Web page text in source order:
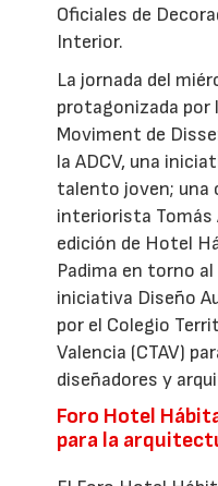
Oficiales de
Interior.
La jornada del
protagonizada por
Moviment de
la ADCV, una
talento joven; una
interiorista Tomás
edición de Hotel
Padima en torno
iniciativa Diseño
por el Colegio
Valencia (CTAV)
diseñadores y
Foro Hotel
para la